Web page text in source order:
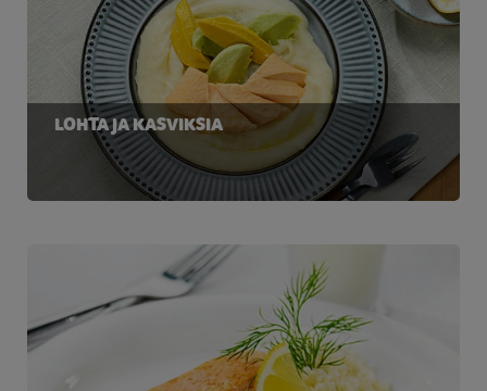
LOHTA JA KASVIKSIA